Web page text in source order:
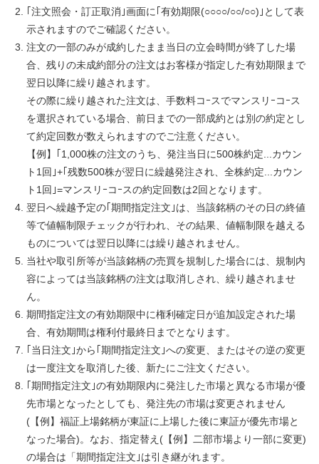
｢注文照会・訂正取消｣画面に｢有効期限(○○○○/○○/○○)｣として表
示されますのでご確認ください。
注文の一部のみが成約したまま当日の立会時間が終了した場
合、残りの未成約部分の注文はお客様が指定した有効期限まで
翌日以降に繰り越されます。
その際に繰り越された注文は、手数料コｰスでマンスリｰコｰス
を選択されている場合、前日までの一部成約とは別の約定とし
て約定回数が数えられますのでご注意ください。
【例】｢1,000株の注文のうち、発注当日に500株約定...カウン
ト1回｣+｢残数500株が翌日に繰越発注され、全株約定...カウン
ト1回｣=マンスリｰコｰスの約定回数は2回となります。
翌日へ繰越予定の｢期間指定注文｣は、当該銘柄のその日の終値
等で値幅制限チェックが行われ、その結果、値幅制限を越える
ものについては翌日以降には繰り越されません。
当社や取引所等が当該銘柄の売買を規制した場合には、規制内
容によっては当該銘柄の注文は取消しされ、繰り越されませ
ん。
期間指定注文の有効期限中に権利確定日が追加設定された場
合、有効期間は権利付最終日までとなります。
｢当日注文｣から｢期間指定注文｣への変更、またはその逆の変更
は一度注文を取消した後、新たにご注文ください。
｢期間指定注文｣の有効期限内に発注した市場と異なる市場が優
先市場となったとしても、発注先の市場は変更されません
(【例】福証上場銘柄が東証に上場した後に東証が優先市場と
なった場合)。なお、指定替え(【例】二部市場より一部に変更)
の場合は「期間指定注文｣は引き継がれます。